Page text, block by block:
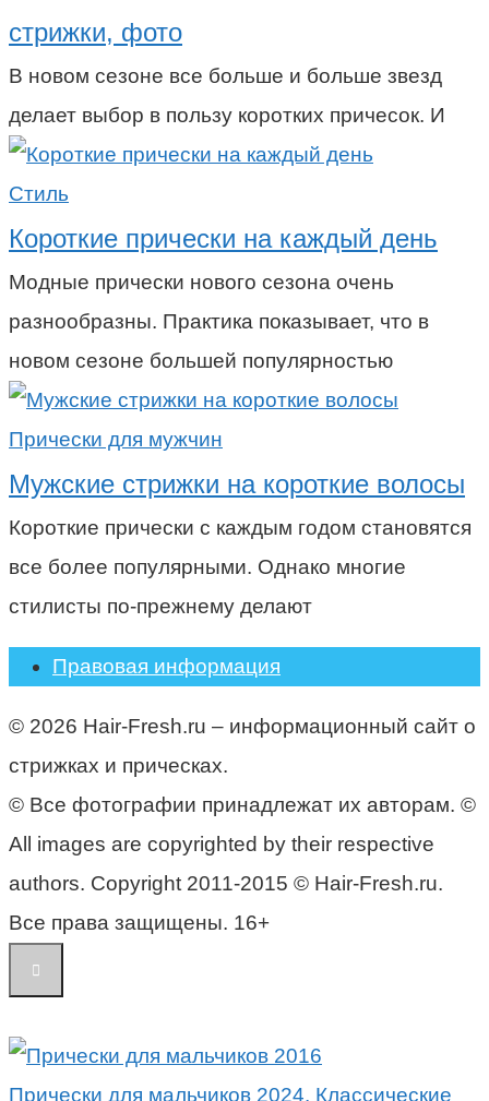
стрижки, фото
В новом сезоне все больше и больше звезд
делает выбор в пользу коротких причесок. И
Стиль
Короткие прически на каждый день
Модные прически нового сезона очень
разнообразны. Практика показывает, что в
новом сезоне большей популярностью
Прически для мужчин
Мужские стрижки на короткие волосы
Короткие прически с каждым годом становятся
все более популярными. Однако многие
стилисты по-прежнему делают
Правовая информация
© 2026 Hair-Fresh.ru – информационный сайт о
стрижках и прическах.
© Все фотографии принадлежат их авторам. ©
All images are copyrighted by their respective
authors. Copyright 2011-2015 © Hair-Fresh.ru.
Все права защищены. 16+
Прически для мальчиков 2024. Классические